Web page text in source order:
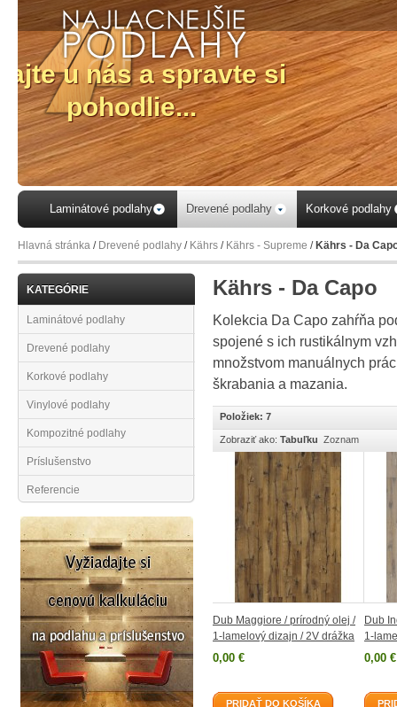
Laminátové podlahy Drevené podlahy Korkové podlahy
Hlavná stránka / Drevené podlahy / Kährs / Kährs - Supreme / Kährs - Da
KATEGÓRIE
Laminátové podlahy
Drevené podlahy
Korkové podlahy
Vinylové podlahy
Kompozitné podlahy
Príslušenstvo
Referencie
Kährs - Da Capo
Kolekcia Da Capo zahŕňa
spojené s ich rustikálnym
množstvom manuálnych
škrabania a mazania.
Položiek: 7
Zobraziť ako: Tabuľku Zoznam
Dub Maggiore / prírodný olej /
1-lamelový dizajn / 2V drážka
0,00 €
PRIDAŤ DO KOŠÍKA
Dub
1-
0,00 €